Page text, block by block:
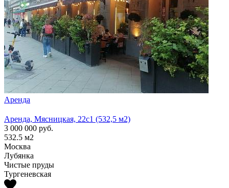
Аренда
Аренда, Мясницкая, 22с1 (532,5 м2)
3 000 000 руб.
532.5 м2
Москва
Лубянка
Чистые пруды
Тургеневская